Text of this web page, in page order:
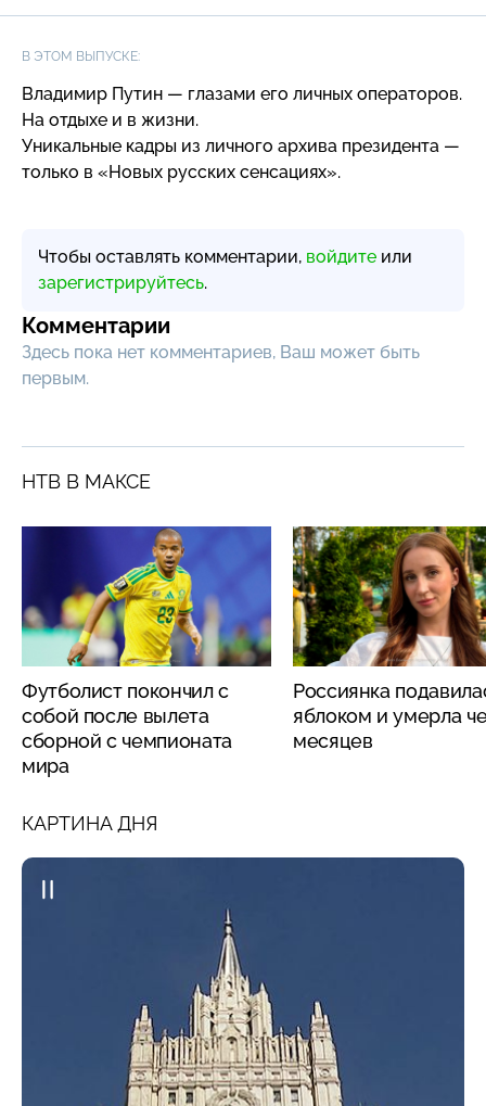
В ЭТОМ ВЫПУСКЕ:
Владимир Путин — глазами его личных операторов.
На отдыхе и в жизни.
Уникальные кадры из личного архива президента —
только в «Новых русских сенсациях».
Чтобы оставлять комментарии, войдите или
зарегистрируйтесь.
Комментарии
Здесь пока нет комментариев, Ваш может быть
первым.
НТВ В МАКСЕ
Футболист покончил с
собой после вылета
сборной с чемпионата
мира
Россиянка
яблоком и умерла
месяцев
КАРТИНА ДНЯ